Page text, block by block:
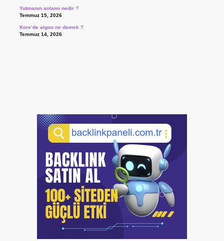
Yutmanın anlamı nedir ?
Temmuz 15, 2026
Kore’de aigoo ne demek ?
Temmuz 14, 2026